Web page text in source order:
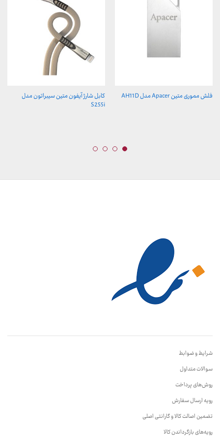
فلش مموری متین Apacer مدل AH11D
کابل شارژ آیفون متین سیبراتون مدل
S255i
شرایط و ضوابط
سوالات متداول
روش‌های پرداخت
رویه ارسال سفارش
تضمین اصالت کالا و گارانتی اصلی
رویه‌های بازگرداندن کالا